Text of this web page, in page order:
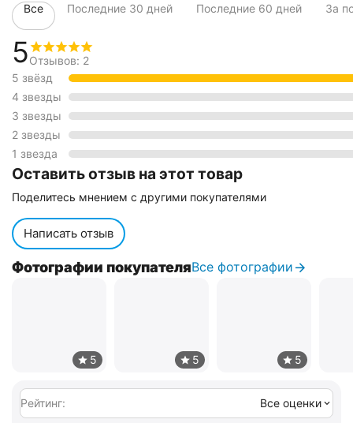
5Отзывов: 2
5 звёзд
4 звезды
3 звезды
2 звезды
1 звезда
Оставить отзыв на этот товар
Поделитесь мнением с другими покупателями
Написать отзыв
Все Последние 30 дней Последние 60 дней За
Фотографии покупателяВсе фотографии
Рейтинг: Все оценки